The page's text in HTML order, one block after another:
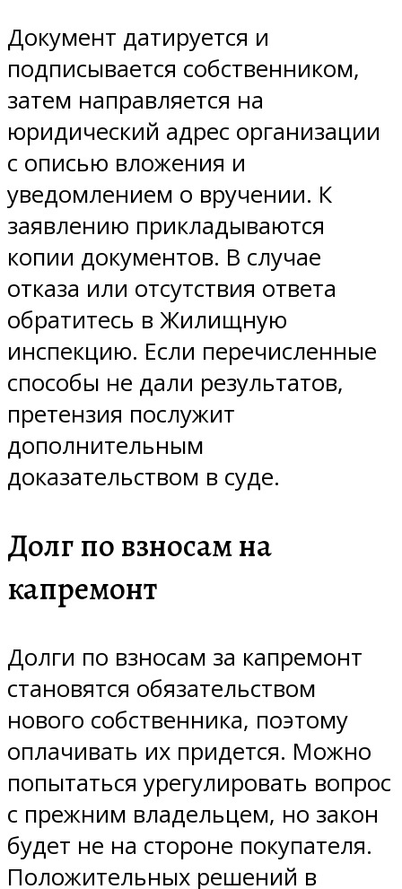
Документ датируется и
подписывается собственником,
затем направляется на
юридический адрес организации
с описью вложения и
уведомлением о вручении. К
заявлению прикладываются
копии документов. В случае
отказа или отсутствия ответа
обратитесь в Жилищную
инспекцию. Если перечисленные
способы не дали результатов,
претензия послужит
дополнительным
доказательством в суде.
Долг по взносам на
капремонт
Долги по взносам за капремонт
становятся обязательством
нового собственника, поэтому
оплачивать их придется. Можно
попытаться урегулировать вопрос
с прежним владельцем, но закон
будет не на стороне покупателя.
Положительных решений в